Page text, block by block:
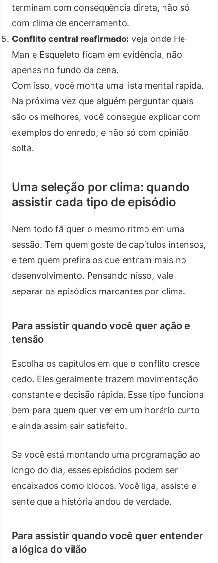
terminam com consequência direta, não só
com clima de encerramento.
Conflito central reafirmado: veja onde He-
Man e Esqueleto ficam em evidência, não
apenas no fundo da cena.
Com isso, você monta uma lista mental rápida.
Na próxima vez que alguém perguntar quais
são os melhores, você consegue explicar com
exemplos do enredo, e não só com opinião
solta.
Uma seleção por clima: quando
assistir cada tipo de episódio
Nem todo fã quer o mesmo ritmo em uma
sessão. Tem quem goste de capítulos intensos,
e tem quem prefira os que entram mais no
desenvolvimento. Pensando nisso, vale
separar os episódios marcantes por clima.
Para assistir quando você quer ação e
tensão
Escolha os capítulos em que o conflito cresce
cedo. Eles geralmente trazem movimentação
constante e decisão rápida. Esse tipo funciona
bem para quem quer ver em um horário curto
e ainda assim sair satisfeito.
Se você está montando uma programação ao
longo do dia, esses episódios podem ser
encaixados como blocos. Você liga, assiste e
sente que a história andou de verdade.
Para assistir quando você quer entender
a lógica do vilão